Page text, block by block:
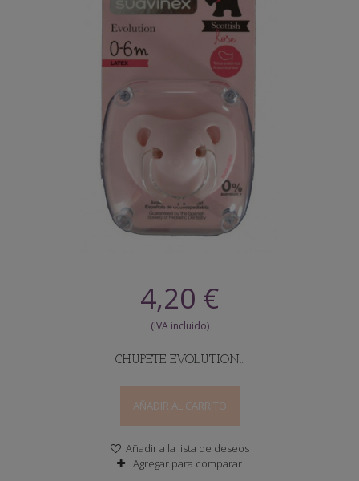
4,20 €
CHUPETE EVOLUTION...
AÑADIR AL CARRITO
Añadir a la lista de deseos
Agregar para comparar